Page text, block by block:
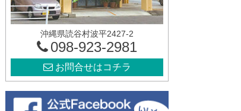
沖縄県読谷村波平2427-2
098-923-2981
お問合せはコチラ